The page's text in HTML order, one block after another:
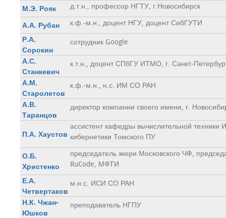
М.Э. Рояк
д.т.н., профессор НГТУ, г.Новосибирск
А.А. Рубан
к.ф.-м.н., доцент НГУ, доцент СибГУТИ
Р.А.
Сорокин
сотрудник Google
А.С.
Станкевич
к.т.н., доцент СПбГУ ИТМО, г. Санкт-
А.М.
Старолетов
к.ф.-м.н., н.с. ИМ СО РАН
А.В.
Таранцов
директор компании своего имени, г.
П.А. Хаустов
ассистент кафедры вычислительной техники
кибернетики Томского ПУ
О.Б.
Христенко
председатель жюри Московского ЧФ,
RuCode, МФТИ
Е.А.
Четвертаков
м.н.с. ИСИ СО РАН
Н.К. Чжан-
Юшков
преподаватель НГПУ